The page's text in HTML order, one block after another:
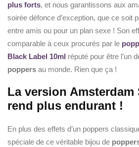
plus forts, et nous garantissons aux
soirée défonce d’exception, que ce soit
entre amis ou pour un plan sexe ! Son
comparable à ceux procurés par le
Black Label 10ml réputé pour être l’un
poppers au monde. Rien que ça !
La version Amsterdam
rend plus endurant !
En plus des effets d’un poppers
spéciale de ce véritable bijou de